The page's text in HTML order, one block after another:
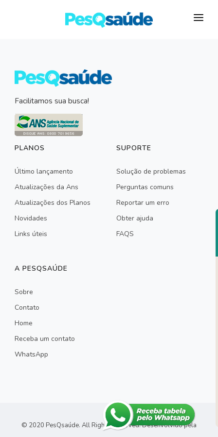
LABORATÓRIOS
BLOG
MAIS…
Facilitamos sua busca!
PLANOS
Último lançamento
Atualizações da Ans
Atualizações dos Planos
Novidades
Links úteis
SUPORTE
Solução de problemas
Perguntas comuns
Reportar um erro
Obter ajuda
FAQS
A PESQSAÚDE
Sobre
Contato
Home
Receba um contato
WhatsApp
© 2020 PesQsaúde. All Rights Reserved.Desenvolvido pela